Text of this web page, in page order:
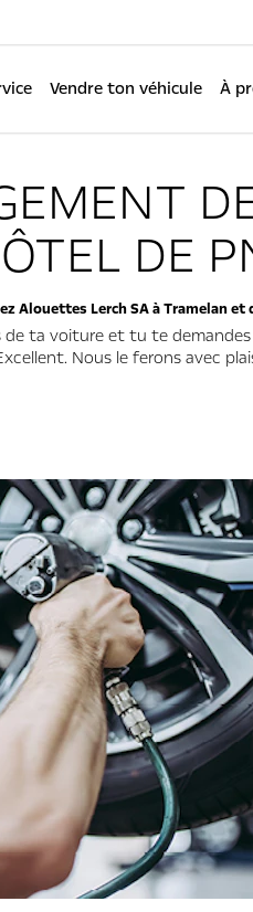
Vendre ton véhicule À
DE
Alouettes Lerch SA à Tramelan et
ta voiture et tu te demandes
Nous le ferons avec